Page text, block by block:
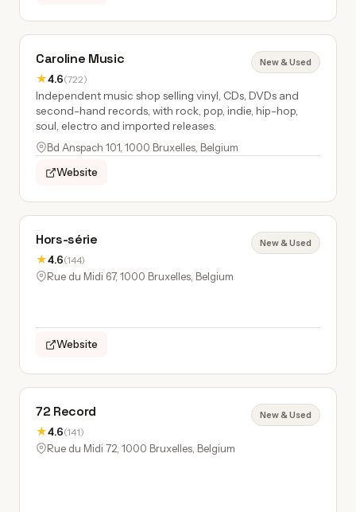
Caroline Music
★4.6(722)
New & Used
Independent music shop selling vinyl, CDs, DVDs and
second-hand records, with rock, pop, indie, hip-hop,
soul, electro and imported releases.
Bd Anspach 101, 1000 Bruxelles, Belgium
Website
Hors-série
★4.6(144)
New & Used
Rue du Midi 67, 1000 Bruxelles, Belgium
Website
72 Record
★4.6(141)
New & Used
Rue du Midi 72, 1000 Bruxelles, Belgium